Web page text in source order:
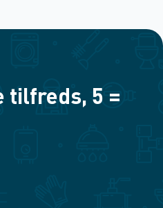
tilfreds, 5 =